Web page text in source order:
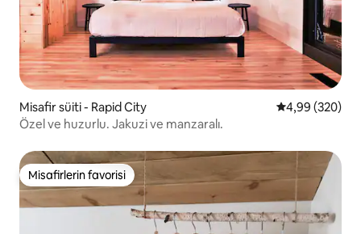
Misafir süiti - Rapid City 5 üzerinden
4,99 (320)
Özel ve huzurlu. Jakuzi ve manzaralı.
Misafirlerin favorisi
Misafirlerin favorisi